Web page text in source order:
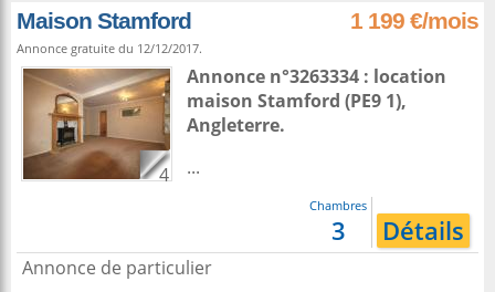
Maison Stamford 1 199 €/mois
Annonce gratuite du 12/12/2017.
4
Annonce n°3263334 : location
maison Stamford (PE9 1),
Angleterre.
...
Chambres
3 Détails
Annonce de particulier